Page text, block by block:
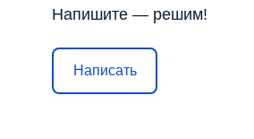
Напишите — решим!
Написать